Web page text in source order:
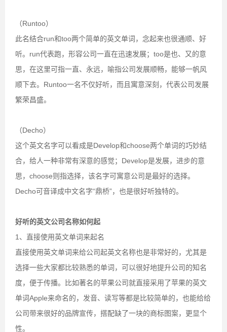
（Runtoo）
此名结合run和too两个简单的英文单词，念起来也很通顺、好
听。run代表跑，形容公司一直在迅速发展；too是也、又的意
思，在这里可指一直、永远，喻指公司发展顺畅，能够一帆风
顺下去。Runtoo一名不仅好听，而且寓意深刻，代表公司发展
繁荣昌盛。
（Decho）
这个英文名字可以看成是Develop和choose两个单词的巧妙结
合，给人一种非常有深意的感觉；Develop是发展，进步的意
思，choose则指选择，该名字可寓意公司是最好的选择。
Decho可音译成中文名字“鼎桥”，也是很好听独特的。
好听的英文公司名称如何起
1、直接使用英文单词来起名
直接使用英文单词来给公司起英文名称也是非常好的，尤其是
选择一些大家都比较熟悉的单词，可以很好地提升公司的知名
度，便于传播。比如著名的苹果公司就直接采用了苹果的英文
单词Apple来命名的，发音、读写等都是比较简单的，也能给给
公司带来很好的品牌宣传，搭配缺了一块的商标图案，更显个
性。